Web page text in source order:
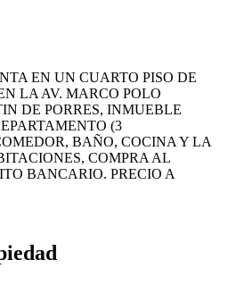
EN UN CUARTO PISO DE
LA AV. MARCO POLO
DE PORRES, INMUEBLE
(3
BAÑO, COCINA Y LA
COMPRA AL
BANCARIO. PRECIO A